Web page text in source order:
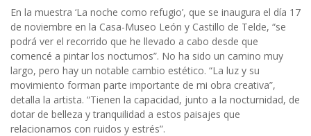
En la muestra ‘La noche como refugio’, que se inaugura el día 17
de noviembre en la Casa-Museo León y Castillo de Telde, “se
podrá ver el recorrido que he llevado a cabo desde que
comencé a pintar los nocturnos”. No ha sido un camino muy
largo, pero hay un notable cambio estético. “La luz y su
movimiento forman parte importante de mi obra creativa”,
detalla la artista. “Tienen la capacidad, junto a la nocturnidad, de
dotar de belleza y tranquilidad a estos paisajes que
relacionamos con ruidos y estrés”.